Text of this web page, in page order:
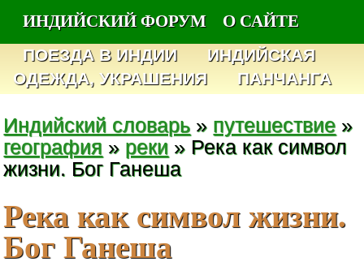
ИНДИЙСКИЙ ФОРУМ
О САЙТЕ
ПОЕЗДА В ИНДИИ
ИНДИЙСКАЯ
ОДЕЖДА, УКРАШЕНИЯ
ПАНЧАНГА
Индийский словарь » путешествие »
география » реки » Река как символ
жизни. Бог Ганеша
Река как символ жизни.
Бог Ганеша